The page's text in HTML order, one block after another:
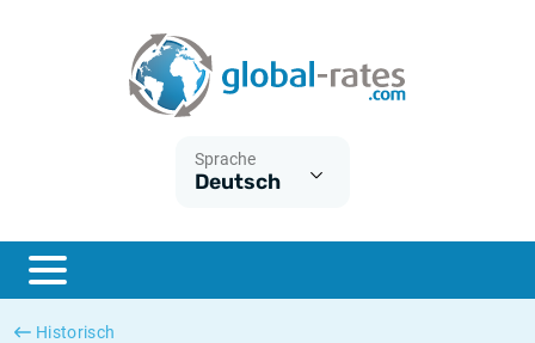
Sprache
Deutsch
Historisch
ESTER
SONIA
Was ist die VPI-Inflation?
Was ist die HVPI-Inflation?
Deutsche inflation
Europäische inflation
Historische Euribor-Sätze
Historische ESTER-Sätze
Historische SOFR-Sätze
Historische SONIA-Sätze
Inflationsrechner